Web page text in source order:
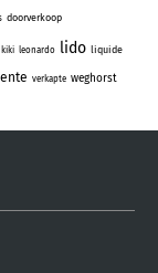
doorverkoop
kiki leonardo lido liquide
verkapte weghorst